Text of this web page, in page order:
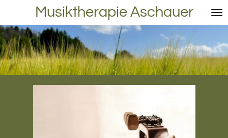
Hauptinhalt
springen
Musiktherapie Aschauer